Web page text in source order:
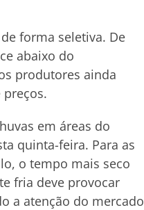
forma seletiva. De
abaixo do
produtores ainda
em áreas do
quinta-feira. Para as
o tempo mais seco
fria deve provocar
a atenção do mercado